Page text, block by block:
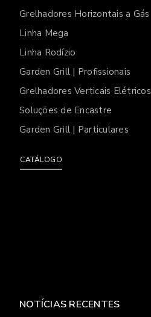
Grelhadores Horizontais a Gás
Linha Mega
Linha Rodízio
Garden Grill | Profissionais
Grelhadores Verticais Elétricos
Soluções de Encastre
Garden Grill | Particulares
CATÁLOGO
NOTÍCIAS RECENTES